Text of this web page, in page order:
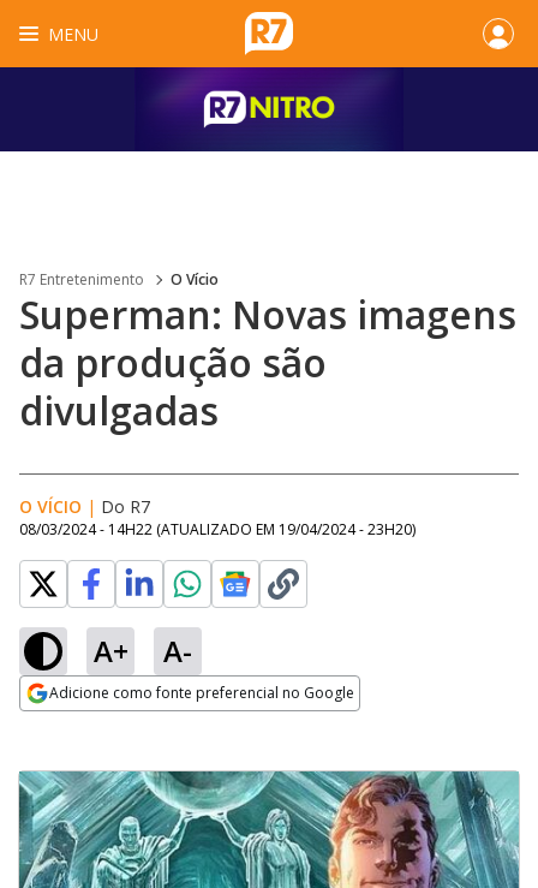
MENU
R7 Entretenimento O Vício
Superman: Novas imagens
da produção são
divulgadas
O VÍCIO | Do R7
08/03/2024 - 14H22 (ATUALIZADO EM 19/04/2024 - 23H20)
A+ A-
Adicione como fonte preferencial no Google